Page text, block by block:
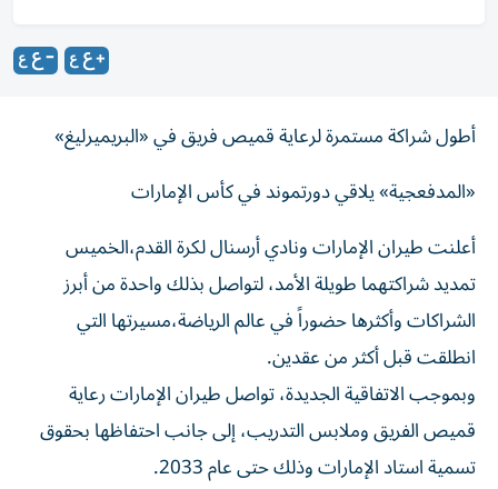
أطول شراكة مستمرة لرعاية قميص فريق في «البريميرليغ»
«المدفعجية» يلاقي دورتموند في كأس الإمارات
‌أعلنت طيران الإمارات ونادي أرسنال لكرة القدم،الخميس
تمديد شراكتهما طويلة الأمد، لتواصل بذلك واحدة من أبرز
الشراكات وأكثرها حضوراً في عالم الرياضة،مسيرتها التي
انطلقت قبل أكثر من عقدين.
وبموجب الاتفاقية الجديدة، تواصل طيران الإمارات رعاية
قميص الفريق وملابس التدريب، إلى جانب احتفاظها بحقوق
تسمية استاد الإمارات وذلك حتى عام 2033.